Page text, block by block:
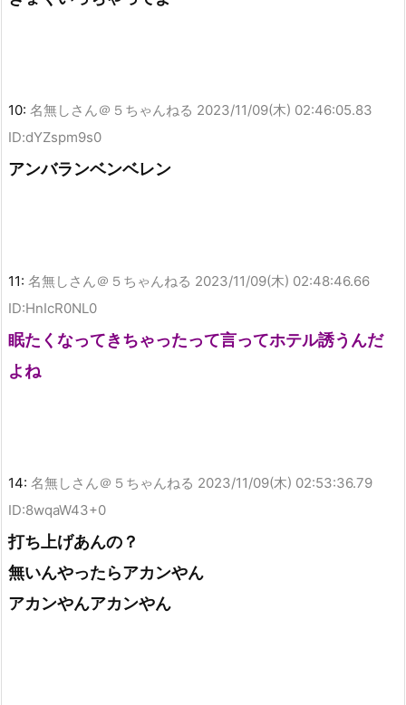
10: 名無しさん＠５ちゃんねる 2023/11/09(木) 02:46:05.83
ID:dYZspm9s0
アンバランベンベレン
11: 名無しさん＠５ちゃんねる 2023/11/09(木) 02:48:46.66
ID:HnIcR0NL0
眠たくなってきちゃったって言ってホテル誘うんだ
よね
14: 名無しさん＠５ちゃんねる 2023/11/09(木) 02:53:36.79
ID:8wqaW43+0
打ち上げあんの？
無いんやったらアカンやん
アカンやんアカンやん